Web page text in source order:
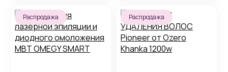
Распродажа Распродажа